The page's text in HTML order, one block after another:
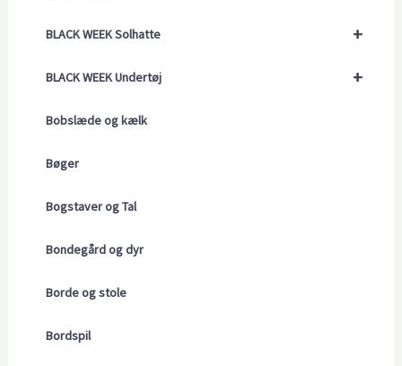
+
BLACK WEEK Solhatte
+
BLACK WEEK Undertøj
Bobslæde og kælk
Bøger
Bogstaver og Tal
Bondegård og dyr
Borde og stole
Bordspil